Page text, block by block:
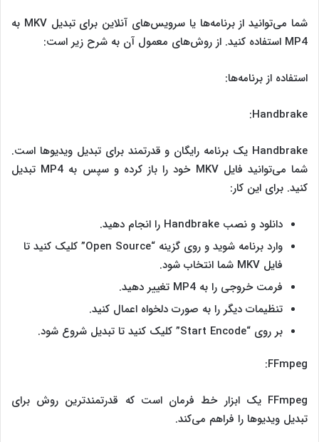
شما می‌توانید از برنامه‌ها یا سرویس‌های آنلاین برای تبدیل MKV به
MP4 استفاده کنید. از روش‌های معمول آن به شرح زیر است:
استفاده از برنامه‌ها:
Handbrake:
Handbrake یک برنامه رایگان و قدرتمند برای تبدیل ویدیوها است.
شما می‌توانید فایل MKV خود را باز کرده و سپس به MP4 تبدیل
کنید. برای این کار:
دانلود و نصب Handbrake را انجام دهید.
وارد برنامه شوید و روی گزینه “Open Source” کلیک کنید تا
فایل MKV شما انتخاب شود.
فرمت خروجی را به MP4 تغییر دهید.
تنظیمات دیگر را به صورت دلخواه اعمال کنید.
بر روی “Start Encode” کلیک کنید تا تبدیل شروع شود.
FFmpeg:
FFmpeg یک ابزار خط فرمان است که قدرتمندترین روش برای
تبدیل ویدیوها را فراهم می‌کند.